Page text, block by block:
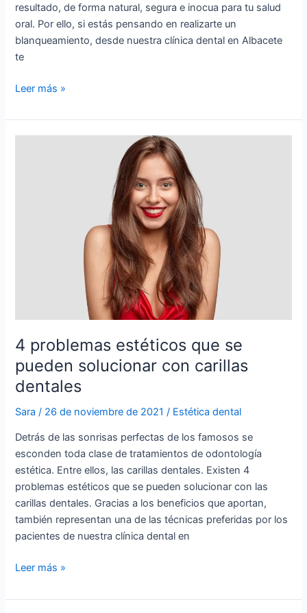
resultado, de forma natural, segura e inocua para tu salud
oral. Por ello, si estás pensando en realizarte un
blanqueamiento, desde nuestra clínica dental en Albacete
te
Leer más »
4 problemas estéticos que se
pueden solucionar con carillas
dentales
Sara / 26 de noviembre de 2021 / Estética dental
Detrás de las sonrisas perfectas de los famosos se
esconden toda clase de tratamientos de odontología
estética. Entre ellos, las carillas dentales. Existen 4
problemas estéticos que se pueden solucionar con las
carillas dentales. Gracias a los beneficios que aportan,
también representan una de las técnicas preferidas por los
pacientes de nuestra clínica dental en
Leer más »